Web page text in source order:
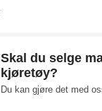
Skal du selge
kjøretøy?
Du kan gjøre det med